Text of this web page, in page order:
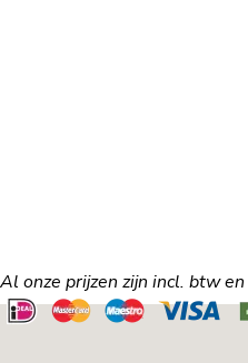
Al onze prijzen zijn incl. btw